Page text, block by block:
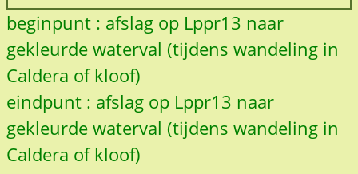
beginpunt : afslag op Lppr13 naar
gekleurde waterval (tijdens wandeling in
Caldera of kloof)
eindpunt : afslag op Lppr13 naar
gekleurde waterval (tijdens wandeling in
Caldera of kloof)